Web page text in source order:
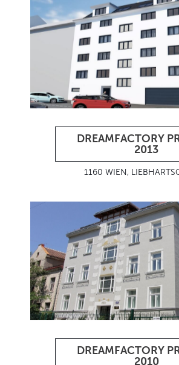
DREAMFACTORY
2013
1160 WIEN,
DREAMFACTORY
2010